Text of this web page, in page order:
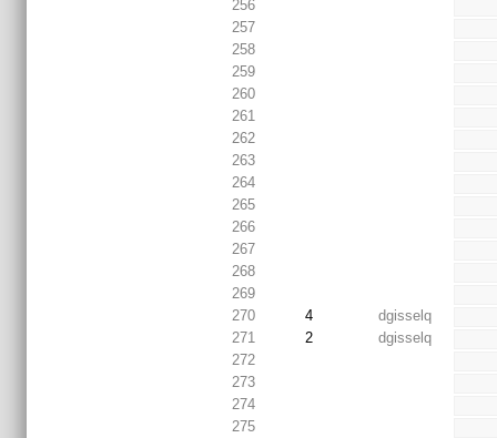
256
257
258
259
260
261
262
263
264
265
266
267
268
269
270
4
dgisselq
271
2
dgisselq
272
273
274
275